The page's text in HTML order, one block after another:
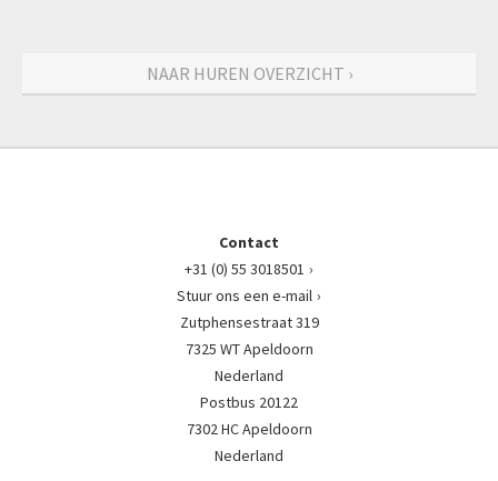
NAAR HUREN OVERZICHT ›
Contact
+31 (0) 55 3018501
Stuur ons een e-mail
Zutphensestraat 319
7325 WT Apeldoorn
Nederland
Postbus 20122
7302 HC Apeldoorn
Nederland